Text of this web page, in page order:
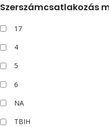
Szerszámcsatlakozás
17
4
5
6
NA
TBIH